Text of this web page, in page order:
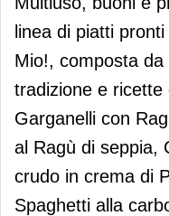
linea di piatti
Mio!, composta
tradizione e
Garganelli con
al Ragù di seppia,
crudo in crema di
Spaghetti alla